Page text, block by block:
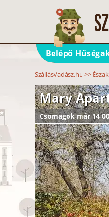
Belépő
SzállásVadász.hu >>
Mary
Csomagok már 14